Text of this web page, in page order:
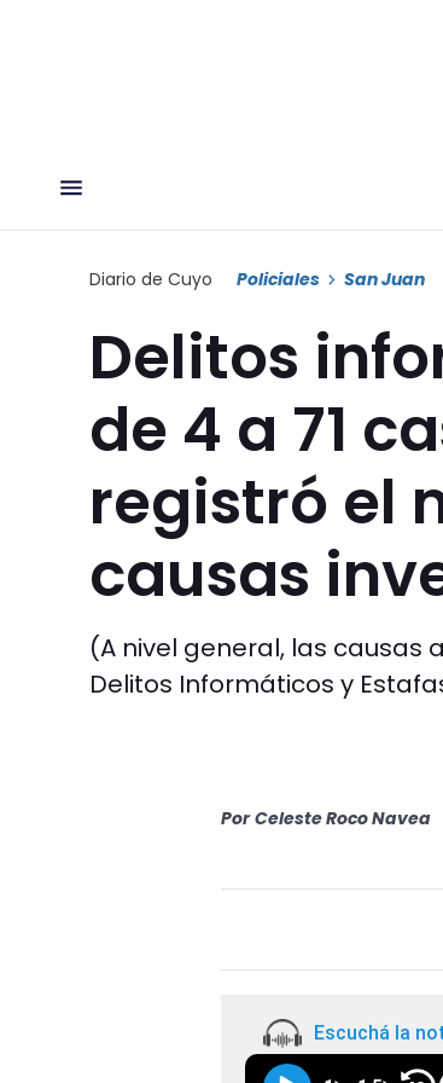
Diario de Cuyo Policiales San Juan
Delitos
de 4 a 71
registró el
causas
(A nivel general, las causas
Delitos Informáticos y
Por Celeste Roco Navea
Escuchá la